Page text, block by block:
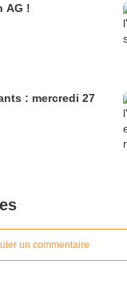
AG !
: mercredi 27
un commentaire